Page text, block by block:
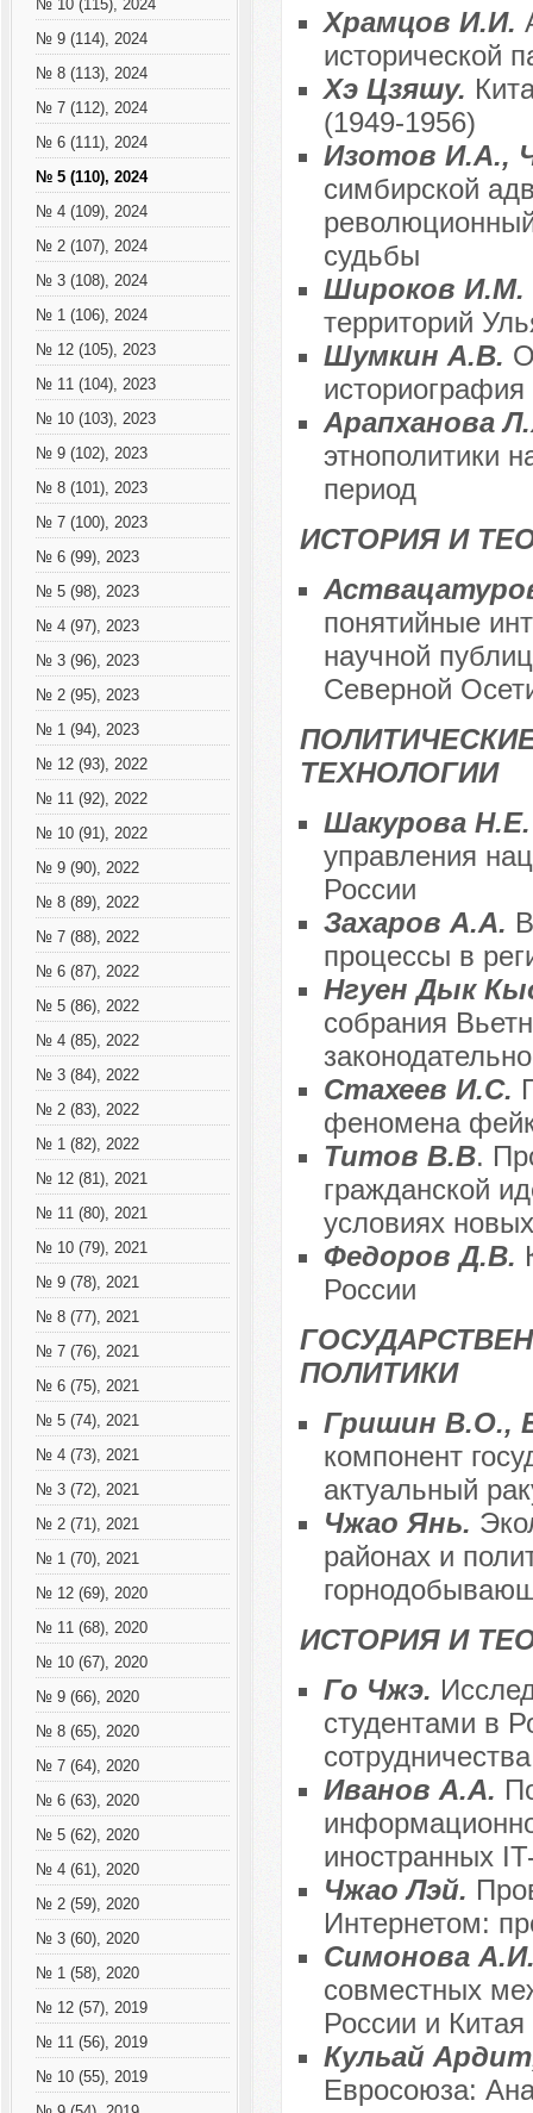
№ 10 (115), 2024
№ 9 (114), 2024
№ 8 (113), 2024
№ 7 (112), 2024
№ 6 (111), 2024
№ 5 (110), 2024
№ 4 (109), 2024
№ 2 (107), 2024
№ 3 (108), 2024
№ 1 (106), 2024
№ 12 (105), 2023
№ 11 (104), 2023
№ 10 (103), 2023
№ 9 (102), 2023
№ 8 (101), 2023
№ 7 (100), 2023
№ 6 (99), 2023
№ 5 (98), 2023
№ 4 (97), 2023
№ 3 (96), 2023
№ 2 (95), 2023
№ 1 (94), 2023
№ 12 (93), 2022
№ 11 (92), 2022
№ 10 (91), 2022
№ 9 (90), 2022
№ 8 (89), 2022
№ 7 (88), 2022
№ 6 (87), 2022
№ 5 (86), 2022
№ 4 (85), 2022
№ 3 (84), 2022
№ 2 (83), 2022
№ 1 (82), 2022
№ 12 (81), 2021
№ 11 (80), 2021
№ 10 (79), 2021
№ 9 (78), 2021
№ 8 (77), 2021
№ 7 (76), 2021
№ 6 (75), 2021
№ 5 (74), 2021
№ 4 (73), 2021
№ 3 (72), 2021
№ 2 (71), 2021
№ 1 (70), 2021
№ 12 (69), 2020
№ 11 (68), 2020
№ 10 (67), 2020
№ 9 (66), 2020
№ 8 (65), 2020
№ 7 (64), 2020
№ 6 (63), 2020
№ 5 (62), 2020
№ 4 (61), 2020
№ 2 (59), 2020
№ 3 (60), 2020
№ 1 (58), 2020
№ 12 (57), 2019
№ 11 (56), 2019
№ 10 (55), 2019
Храмцов И.И.
исторической
Хэ Цзяшу.
(1949-1956)
Изотов И.А.,
симбирской
судьбы
Широков И.М.
территорий
Шумкин А.В.
Арапханова
этнополитики
период
ИСТОРИЯ И
понятийные
научной
Северной
ТЕХНОЛОГИИ
Шакурова
управления
России
Захаров А.А.
процессы в
Нгуен Дык
собрания
Стахеев И.С.
феномена
Титов В.В.
гражданской
условиях
Федоров Д.В.
России
ПОЛИТИКИ
Гришин В.О.,
компонент
актуальный
Чжао Янь.
районах и
ИСТОРИЯ И
Го Чжэ.
студентами в
Иванов А.А.
иностранных
Чжао Лэй.
Интернетом:
Симонова
совместных
России и Китая
Кульай
Евросоюза: